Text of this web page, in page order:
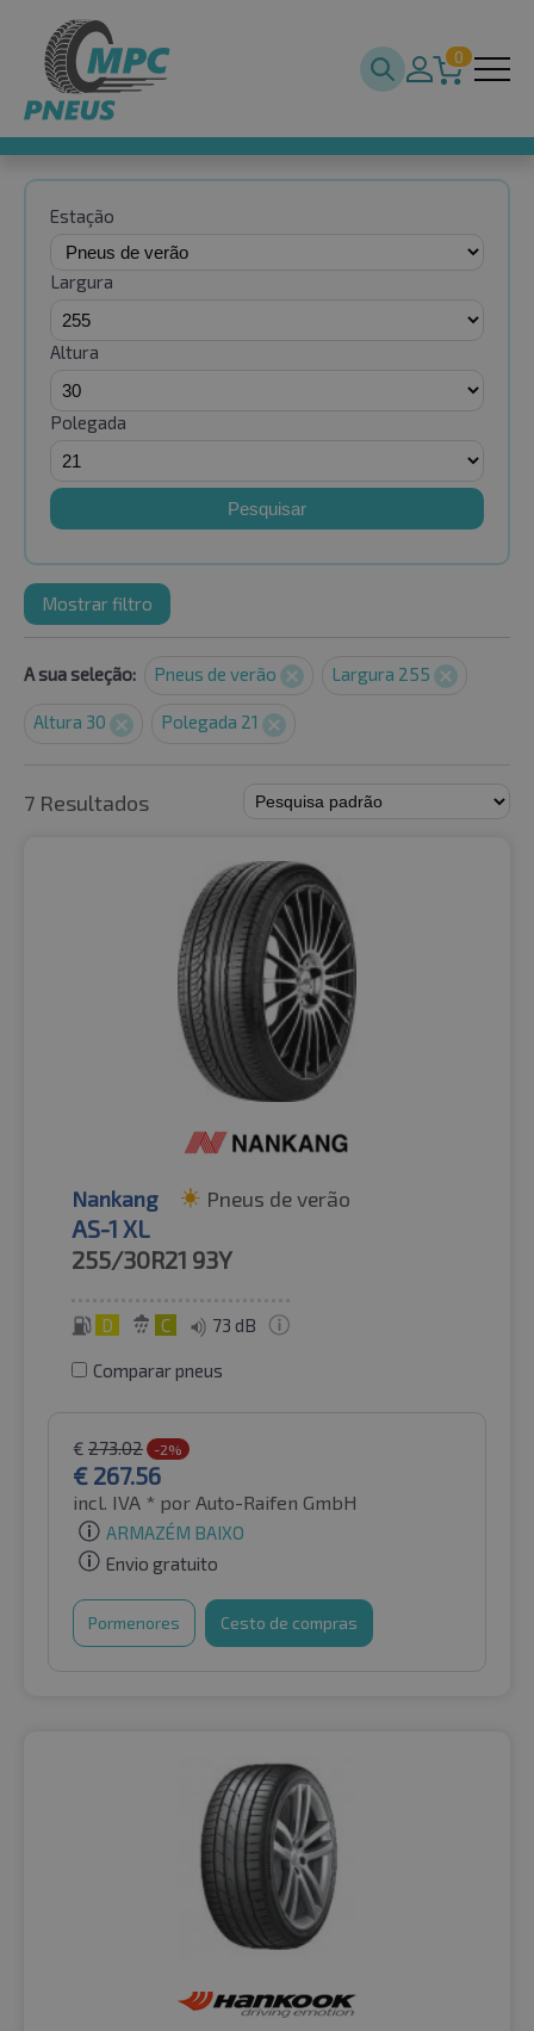
0
Estação
Largura
Altura
Polegada
Pesquisar
Mostrar filtro
A sua seleção: Pneus de verão Largura 255
Altura 30 Polegada 21
7 Resultados
Nankang Pneus de verão
AS-1 XL
255/30R21 93Y
D C 73 dB
Comparar pneus
€ 273.02 -2%
€ 267.56
incl. IVA * por Auto-Raifen GmbH
ARMAZÉM BAIXO
Envio gratuito
Pormenores Cesto de compras